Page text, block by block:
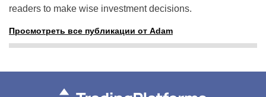
readers to make wise investment decisions.
Просмотреть все публикации от Adam